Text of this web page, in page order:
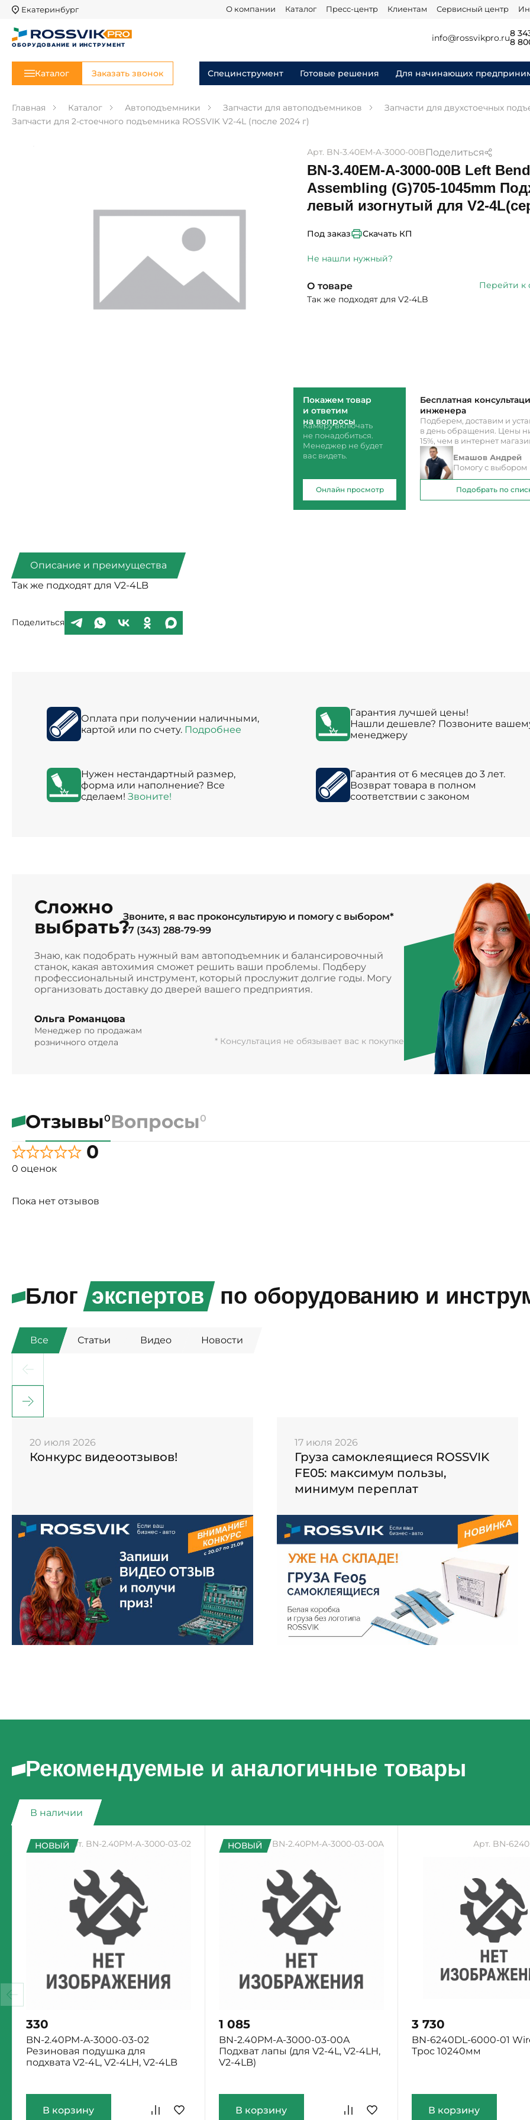
Екатеринбург О компании Каталог Пресс-центр Клиентам Сервисный центр
ОБОРУДОВАНИЕ И ИНСТРУМЕНТ
info@rossvikpro.ru8
8
Каталог Заказать звонок Специнструмент Готовые решения Для начинающих
Главная Каталог Автоподъемники Запчасти для автоподъемников
Запчасти для двухстоечных
Запчасти для 2-стоечного подъемника ROSSVIK V2-4L (после 2024 г)
Арт. BN-3.40EM-A-3000-00BПоделиться
BN-3.40EM-A-3000-00B Left
Assembling (G)705-1045mm
левый изогнутый для V2-
Под заказ Скачать КП
Не нашли нужный?
О товаре
Перейти к
Так же подходят для V2-4LB
Покажем товар
и ответим
на вопросы
Камеру включать
не понадобиться.
Менеджер не будет
вас видеть.
Онлайн просмотр
Бесплатная
инженера
Подберем, доставим и
в день обращения. Цены
15%, чем в интернет
Емашов Андрей
Помогу с выбором
Подобрать по
Описание и преимущества
Так же подходят для V2-4LB
Поделиться
Оплата при получении наличными,
картой или по счету. Подробнее
Гарантия лучшей цены!
Нашли дешевле? Позвоните
менеджеру
Нужен нестандартный размер,
форма или наполнение? Все
сделаем! Звоните!
Гарантия от 6 месяцев до 3 лет.
Возврат товара в полном
соответствии с законом
Сложно
выбрать?Звоните, я вас проконсультирую и помогу с выбором*
+7 (343) 288-79-99
Знаю, как подобрать нужный вам автоподъемник и балансировочный
станок, какая автохимия сможет решить ваши проблемы. Подберу
профессиональный инструмент, который прослужит долгие годы. Могу
организовать доставку до дверей вашего предприятия.
Ольга Романцова
Менеджер по продажам
розничного отдела
* Консультация не обязывает вас к покупке
Отзывы0Вопросы0
0
0 оценок
Пока нет отзывов
Блог экспертов по оборудованию и
Все Статьи Видео Новости
20 июля 2026
Конкурс видеоотзывов!
17 июля 2026
Груза самоклеящиеся ROSSVIK
FE05: максимум пользы,
минимум переплат
Рекомендуемые и аналогичные товары
В наличии
Арт. BN-2.40PM-A-3000-03-02
НОВЫЙ
330
BN-2.40PM-A-3000-03-02
Резиновая подушка для
подхвата V2-4L, V2-4LH, V2-4LB
В корзину
Арт. BN-2.40PM-A-3000-03-00A
НОВЫЙ
1 085
BN-2.40PM-A-3000-03-00A
Подхват лапы (для V2-4L, V2-4LH,
V2-4LB)
В корзину
Арт. BN-
3 730
BN-6240DL-6000-01
Трос 10240мм
В корзину